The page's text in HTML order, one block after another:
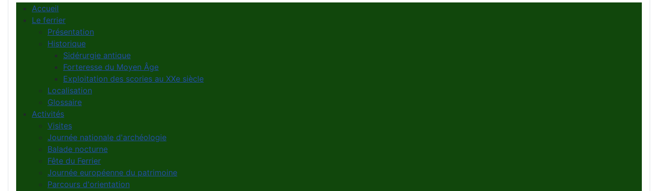
Accueil
Le ferrier
Présentation
Historique
Sidérurgie antique
Forteresse du Moyen Âge
Exploitation des scories au XXe siècle
Localisation
Glossaire
Activités
Visites
Journée nationale d'archéologie
Balade nocturne
Fête du Ferrier
Journée européenne du patrimoine
Parcours d'orientation